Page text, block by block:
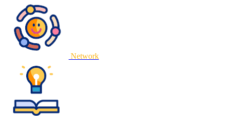
Network